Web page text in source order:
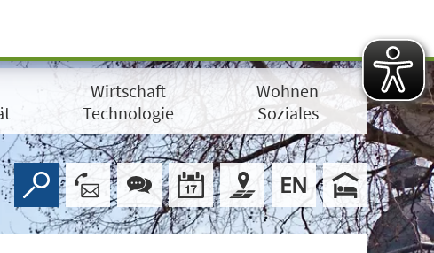
Wirtschaft
Technologie
Wohnen
Soziales